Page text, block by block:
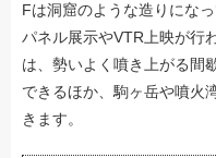
Fは洞窟のような造りにな
パネル展示やVTR上映が行
は、勢いよく噴き上がる間
できるほか、駒ヶ岳や噴火
きます。